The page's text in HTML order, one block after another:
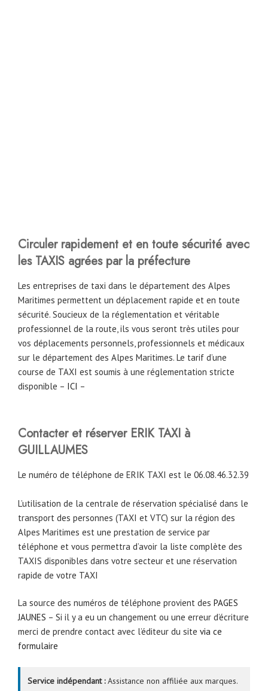
Circuler rapidement et en toute sécurité avec
les TAXIS agrées par la préfecture
Les entreprises de taxi dans le département des Alpes
Maritimes permettent un déplacement rapide et en toute
sécurité. Soucieux de la réglementation et véritable
professionnel de la route, ils vous seront très utiles pour
vos déplacements personnels, professionnels et médicaux
sur le département des Alpes Maritimes. Le tarif d’une
course de TAXI est soumis à une réglementation stricte
disponible – ICI –
Contacter et réserver ERIK TAXI à
GUILLAUMES
Le numéro de téléphone de ERIK TAXI est le 06.08.46.32.39
L’utilisation de la centrale de réservation spécialisé dans le
transport des personnes (TAXI et VTC) sur la région des
Alpes Maritimes est une prestation de service par
téléphone et vous permettra d’avoir la liste complète des
TAXIS disponibles dans votre secteur et une réservation
rapide de votre TAXI
La source des numéros de téléphone provient des PAGES
JAUNES – Si il y a eu un changement ou une erreur d’écriture
merci de prendre contact avec l’éditeur du site via ce
formulaire
Service indépendant :Assistance non affiliée aux marques.